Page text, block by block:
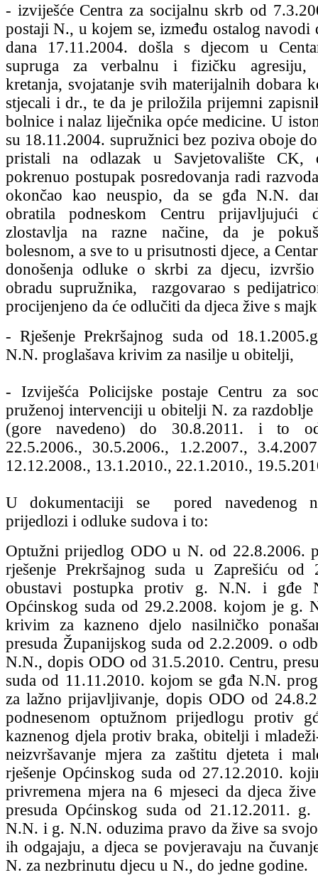
- izviješće Centra za socijalnu skrb od
postaji N., u kojem se, između ostalog navodi
dana 17.11.2004. došla s djecom u
supruga za verbalnu i fizičku agresiju,
kretanja, svojatanje svih materijalnih dobara
stjecali i dr., te da je priložila prijemni
bolnice i nalaz liječnika opće medicine. U
su 18.11.2004. supružnici bez poziva oboje
pristali na odlazak u Savjetovalište CK,
pokrenuo postupak posredovanja radi
okončao kao neuspio, da se gđa N.N.
obratila podneskom Centru prijavljujući
zlostavlja na razne načine, da je
bolesnom, a sve to u prisutnosti djece, a
donošenja odluke o skrbi za djecu,
obradu supružnika, razgovarao s
procijenjeno da će odlučiti da djeca žive s
- Rješenje Prekršajnog suda od
N.N. proglašava krivim za nasilje u obitelji,
- Izviješća Policijske postaje Centru za
pruženoj intervenciji u obitelji N. za
(gore navedeno) do 30.8.2011. i to
22.5.2006., 30.5.2006., 1.2.2007.,
12.12.2008., 13.1.2010., 22.1.2010.,
U dokumentaciji se pored navedenog
prijedlozi i odluke sudova i to:
Optužni prijedlog ODO u N. od 22.8.2006.
rješenje Prekršajnog suda u Zaprešiću od
obustavi postupka protiv g. N.N. i gđe
Općinskog suda od 29.2.2008. kojom je g.
krivim za kazneno djelo nasilničko
presuda Županijskog suda od 2.2.2009. o
N.N., dopis ODO od 31.5.2010. Centru,
suda od 11.11.2010. kojom se gđa N.N.
za lažno prijavljivanje, dopis ODO od
podnesenom optužnom prijedlogu protiv
kaznenog djela protiv braka, obitelji i
neizvršavanje mjera za zaštitu djeteta i
rješenje Općinskog suda od 27.12.2010.
privremena mjera na 6 mjeseci da djeca
presuda Općinskog suda od 21.12.2011.
N.N. i g. N.N. oduzima pravo da žive sa
ih odgajaju, a djeca se povjeravaju na
N. za nezbrinutu djecu u N., do jedne godine.